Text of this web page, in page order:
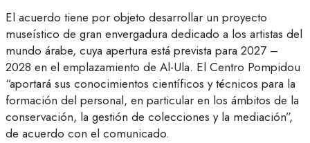
El acuerdo tiene por objeto desarrollar un proyecto
museístico de gran envergadura dedicado a los artistas del
mundo árabe, cuya apertura está prevista para 2027 –
2028 en el emplazamiento de Al-Ula. El Centro Pompidou
“aportará sus conocimientos científicos y técnicos para la
formación del personal, en particular en los ámbitos de la
conservación, la gestión de colecciones y la mediación”,
de acuerdo con el comunicado.